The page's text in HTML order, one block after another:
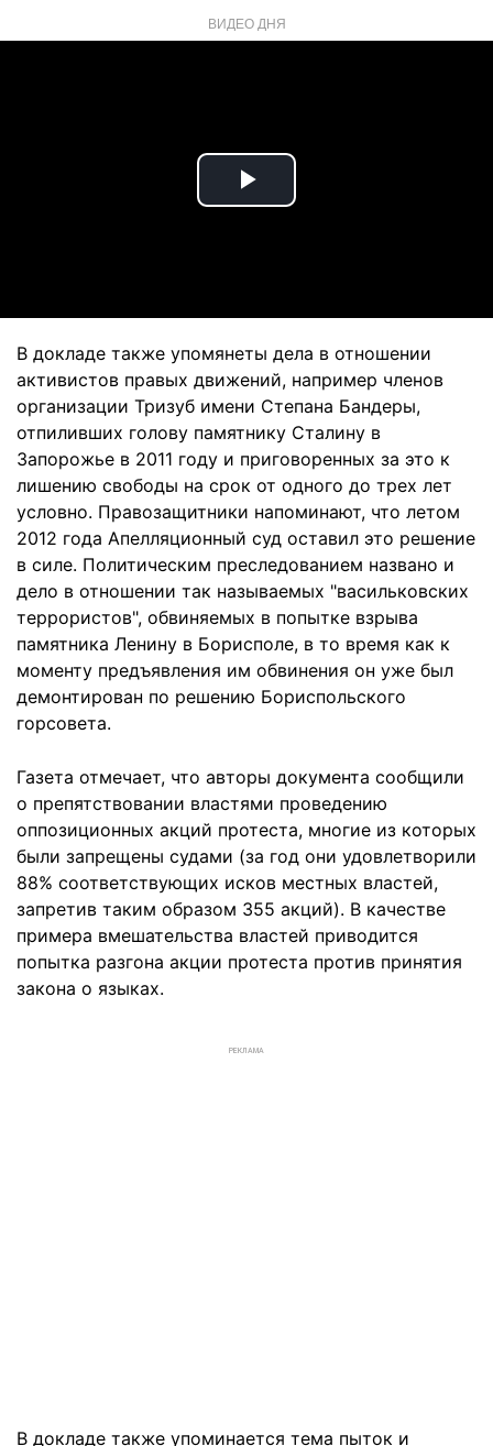
ВИДЕО ДНЯ
Play
В докладе также упомянеты дела в отношении
активистов правых движений, например членов
организации Тризуб имени Степана Бандеры,
отпиливших голову памятнику Сталину в
Запорожье в 2011 году и приговоренных за это к
лишению свободы на срок от одного до трех лет
условно. Правозащитники напоминают, что летом
2012 года Апелляционный суд оставил это решение
в силе. Политическим преследованием названо и
дело в отношении так называемых "васильковских
террористов", обвиняемых в попытке взрыва
памятника Ленину в Борисполе, в то время как к
моменту предъявления им обвинения он уже был
демонтирован по решению Бориспольского
горсовета.
Газета отмечает, что авторы документа сообщили
о препятствовании властями проведению
оппозиционных акций протеста, многие из которых
были запрещены судами (за год они удовлетворили
88% соответствующих исков местных властей,
запретив таким образом 355 акций). В качестве
примера вмешательства властей приводится
попытка разгона акции протеста против принятия
закона о языках.
РЕКЛАМА
В докладе также упоминается тема пыток и